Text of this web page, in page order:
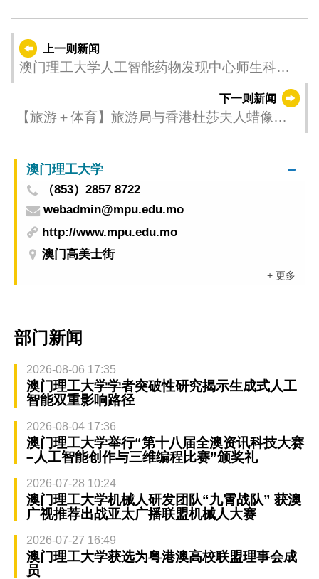
上一则新闻
澳门理工大学人工智能药物发现中心师生科研
下一则新闻
【旅游＋体育】旅游局与香港杜莎夫人蜡像馆
澳门理工大学
（853）2857 8722
webadmin@mpu.edu.mo
http://www.mpu.edu.mo
澳门高美士街
+ 更多
部门新闻
2026-08-06 17:35
澳门理工大学学者突破性研究揭示生成式人工
智能双重影响路径
2026-08-04 17:36
澳门理工大学举行“第十八届全澳资讯科技大赛
–人工智能创作与三维编程比赛”颁奖礼
2026-07-28 10:24
澳门理工大学机械人研发团队“九霄战队” 获澳
广视推荐出战亚太广播联盟机械人大赛
2026-07-27 16:49
澳门理工大学获选为粤港澳高校联盟理事会成
员